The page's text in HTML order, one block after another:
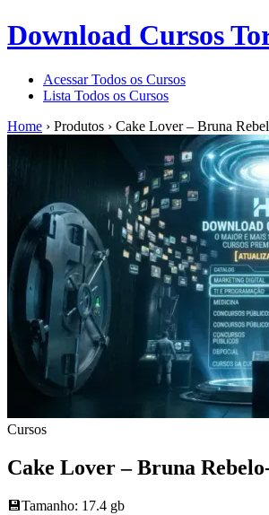
Download Cursos
Acessar Todos os Cursos
Lista Todos os Cursos
Home › Produtos › Cake Lover – Bruna
Cursos
Cake Lover – Bruna
💾Tamanho: 17.4 gb